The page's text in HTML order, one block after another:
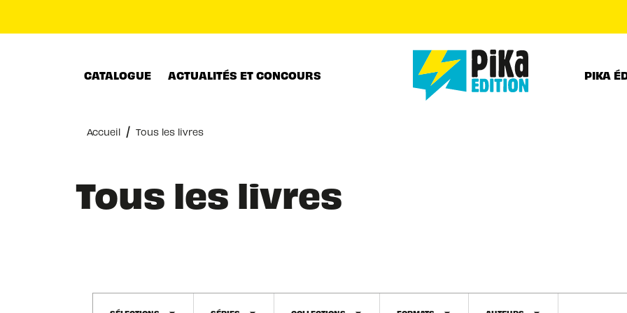
CATALOGUE ACTUALITÉS ET CONCOURS PIKA
Accueil / Tous les livres
Tous les livres